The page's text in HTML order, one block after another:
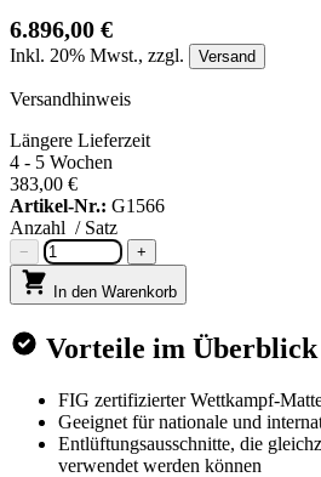
6.896,00 €
Inkl. 20% Mwst., zzgl. Versand
Versandhinweis
Längere Lieferzeit
4 - 5 Wochen
383,00 €
Artikel-Nr.: G1566
Anzahl / Satz
− +
In den Warenkorb
Vorteile im Überblick
FIG zertifizierter Wettkampf-
Geeignet für nationale und
Entlüftungsausschnitte, die
verwendet werden können